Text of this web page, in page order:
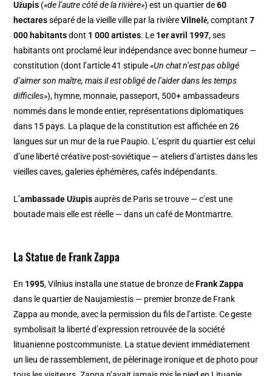
Užupis («de l’autre côté de la rivière») est un quartier de60
hectaresséparé de la vieille ville par la rivièreVilnelė, comptant7
000 habitantsdont 1 000 artistes. Le 1er avril 1997, ses
habitants ont proclamé leur indépendance avec bonne humeur —
constitution (dont l’article 41 stipule«Un chat n’est pas obligé
d’aimer son maître, mais il est obligé de l’aider dans les temps
difficiles»), hymne, monnaie, passeport, 500+ ambassadeurs
nommés dans le monde entier, représentations diplomatiques
dans 15 pays. La plaque de la constitution est affichée en 26
langues sur un mur de la rue Paupio. L’esprit du quartier est celui
d’une liberté créative post-soviétique — ateliers d’artistes dans les
vieilles caves, galeries éphémères, cafés indépendants.
L’ambassade Užupisauprès de Paris se trouve — c’est une
boutade mais elle est réelle — dans un café de Montmartre.
La Statue de Frank Zappa
En 1995, Vilnius installa une statue de bronze de Frank Zappa
dans le quartier de Naujamiestis — premier bronze de Frank
Zappa au monde, avec la permission du fils de l’artiste. Ce geste
symbolisait la liberté d’expression retrouvée de la société
lituanienne postcommuniste. La statue devient immédiatement
un lieu de rassemblement, de pèlerinage ironique et de photo pour